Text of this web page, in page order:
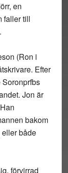
en
faller till
(Ron i
Efter
Jon är
bakom
eller både
förvirrad